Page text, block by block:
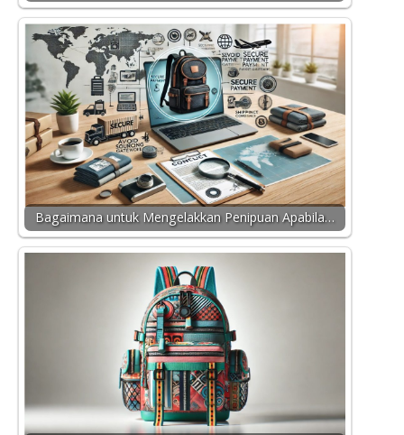
Bagaimana untuk Mengelakkan Penipuan Apabila…